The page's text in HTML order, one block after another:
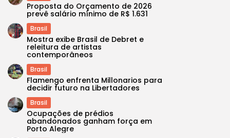
Proposta do Orçamento de 2026
prevê salário mínimo de R$ 1.631
Brasil
Mostra exibe Brasil de Debret e
releitura de artistas
contemporâneos
Brasil
Flamengo enfrenta Millonarios para
decidir futuro na Libertadores
Brasil
Ocupações de prédios
abandonados ganham força em
Porto Alegre